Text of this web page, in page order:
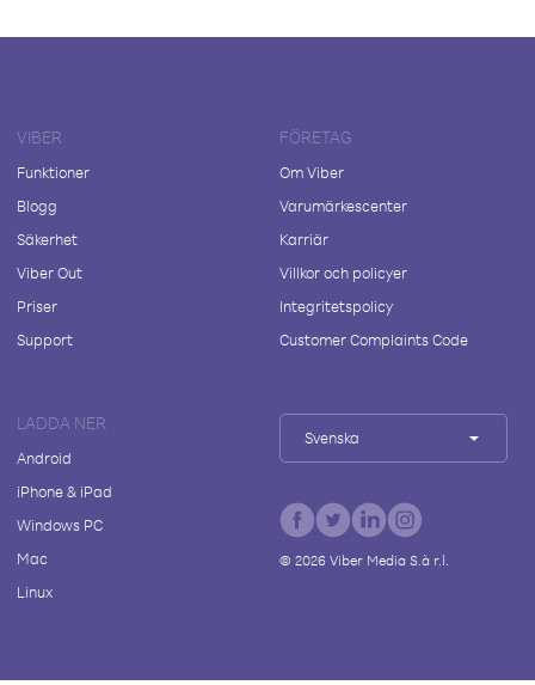
VIBER
Funktioner
Blogg
Säkerhet
Viber Out
Priser
Support
FÖRETAG
Om Viber
Varumärkescenter
Karriär
Villkor och policyer
Integritetspolicy
Customer Complaints Code
LADDA NER
Android
iPhone & iPad
Windows PC
Mac
Linux
Svenska
© 2026Viber Media S.à r.l.